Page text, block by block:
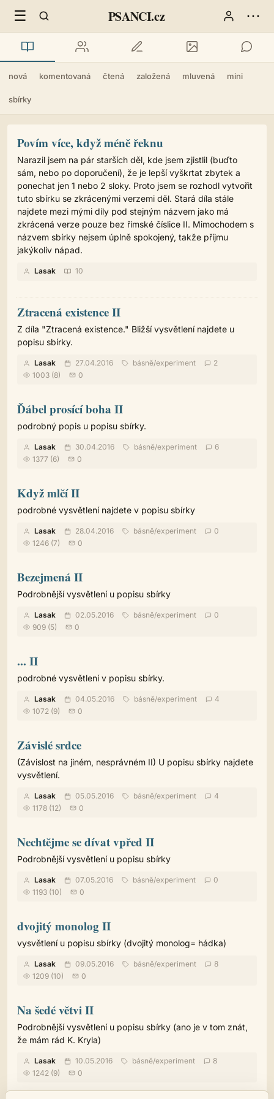
☰ PSANCI.cz ⋯
nová komentovaná čtená založená mluvená mini
sbírky
Povím více, když méně řeknu
Narazil jsem na pár starších děl, kde jsem zjistlil (buďto
sám, nebo po doporučení), že je lepší vyškrtat zbytek a
ponechat jen 1 nebo 2 sloky. Proto jsem se rozhodl vytvořit
tuto sbírku se zkrácenými verzemi děl. Stará díla stále
najdete mezi mými díly pod stejným názvem jako má
zkrácená verze pouze bez římské číslice II. Mimochodem s
názvem sbírky nejsem úplně spokojený, takže příjmu
jakýkoliv nápad.
Lasak 10
Ztracená existence II
Z díla "Ztracená existence." Bližší vysvětlení najdete u
popisu sbírky.
Lasak 27.04.2016 básně/experiment
2
1003 (8)
0
Ďábel prosící boha II
podrobný popis u popisu sbírky.
Lasak 30.04.2016 básně/experiment
6
1377 (6)
0
Když mlčí II
podrobné vysvětlení najdete v popisu sbírky
Lasak 28.04.2016 básně/experiment
0
1246 (7)
0
Bezejmená II
Podrobnější vysvětlení u popisu sbírky
Lasak 02.05.2016 básně/experiment
0
909 (5)
0
... II
podrobné vysvětlení v popisu sbírky.
Lasak 04.05.2016 básně/experiment
4
1072 (9)
0
Závislé srdce
(Závislost na jiném, nesprávném II) U popisu sbírky najdete
vysvětlení.
Lasak 05.05.2016 básně/experiment
4
1178 (12)
0
Nechtějme se dívat vpřed II
Podrobnější vysvětlení u popisu sbírky
Lasak 07.05.2016 básně/experiment
0
1193 (10)
0
dvojitý monolog II
vysvětlení u popisu sbírky (dvojitý monolog= hádka)
Lasak 09.05.2016 básně/experiment
8
1209 (10)
0
Na šedé větvi II
Podrobnější vysvětlení u popisu sbírky (ano je v tom znát,
že mám rád K. Kryla)
Lasak 10.05.2016 básně/experiment
8
1242 (9)
0